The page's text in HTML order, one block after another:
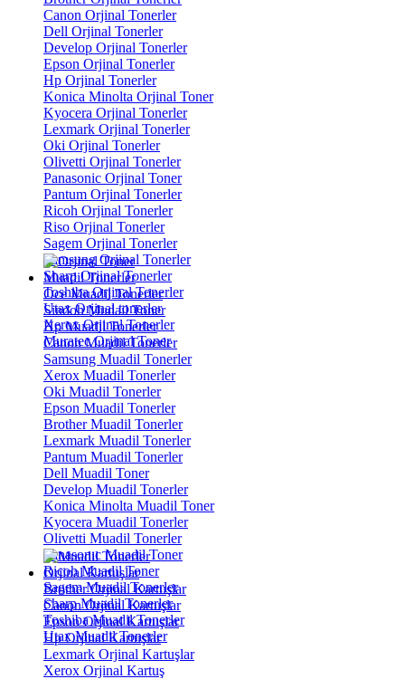
Canon Orjinal Tonerler
Dell Orjinal Tonerler
Develop Orjinal Tonerler
Epson Orjinal Tonerler
Hp Orjinal Tonerler
Konica Minolta Orjinal Toner
Kyocera Orjinal Tonerler
Lexmark Orjinal Tonerler
Oki Orjinal Tonerler
Olivetti Orjinal Tonerler
Panasonic Orjinal Toner
Pantum Orjinal Tonerler
Ricoh Orjinal Tonerler
Riso Orjinal Tonerler
Sagem Orjinal Tonerler
Samsung Orjinal Tonerler
Sharp Orjinal Tonerler
Toshiba Orjinal Tonerler
Utax Orjinal tonerler
Xerox Orjinal Tonerler
Muratec Orjinal Toner
Muadil Tonerler
Oce Muadil Tonerler
Sindoh Mudail Toner
Hp Muadil Tonerler
Canon Muadil Tonerler
Samsung Muadil Tonerler
Xerox Muadil Tonerler
Oki Muadil Tonerler
Epson Muadil Tonerler
Brother Muadil Tonerler
Lexmark Muadil Tonerler
Pantum Muadil Tonerler
Dell Muadil Toner
Develop Muadil Tonerler
Konica Minolta Muadil Toner
Kyocera Muadil Tonerler
Olivetti Muadil Tonerler
Panasonıc Muadil Toner
Ricoh Muadil Toner
Sagem Muadil Tonerler
Sharp Muadil Tonerler
Toshiba Muadil Tonerler
Utax Muadil Tonerler
Orjinal Kartuşlar
Brother Orjinal Kartuşlar
Canon Orjinal Kartuşlar
Epson Orjinal Kartuşlar
Hp Orjinal Kartuşlar
Lexmark Orjinal Kartuşlar
Xerox Orjinal Kartuş